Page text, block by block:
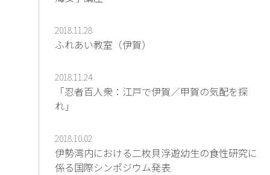
2018.11.28
ふれあい教室（伊賀）
2018.11.24
「忍者百人衆：江戸で伊賀／甲賀の気配を探
れ」
2018.10.02
伊勢湾内における二枚貝浮遊幼生の食性研究に
係る国際シンポジウム発表